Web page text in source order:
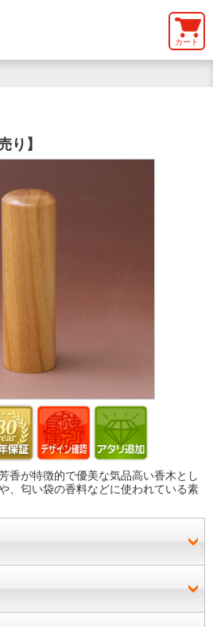
カート
り】
香が特徴的で優美な気品高い香木とし
、匂い袋の香料などに使われている素